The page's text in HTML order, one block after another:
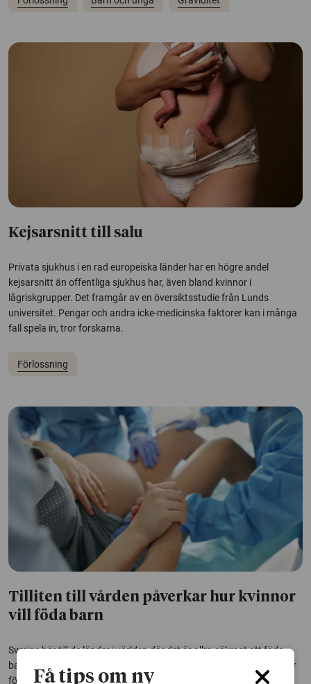
Kejsarsnitt till salu
Privata sjukhus i en rad europeiska länder har en högre andel
kejsarsnitt än offentliga sjukhus har, även bland kvinnor i
lågriskgrupper. Det framgår av en översiktsstudie från Lunds
universitet. Pengar och andra icke-medicinska faktorer kan i många
fall spela in, tror forskarna.
Förlossning
Tilliten till vården påverkar hur kvinnor
vill föda barn
Sverige hör till de länder i världen där det är allra säkrast att föda
barn. Ändå vittnar allt fler kvinnor om oro, rädsla och missnöje inför
förlossningen. Hur går det ihop? En ny studie pekar på att tilliten till
Få tips om ny